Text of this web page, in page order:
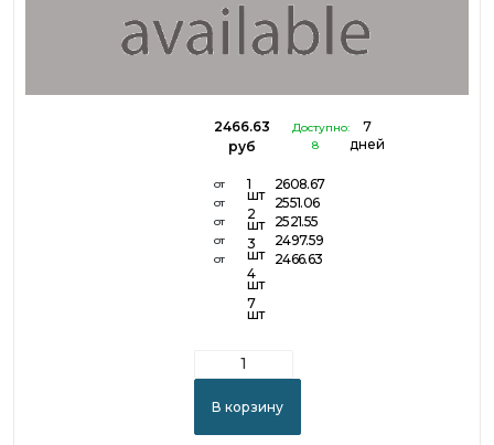
2466.63
руб
Доступно:
8
7
дней
от
от
от
от
от
1
шт
2
шт
3
шт
4
шт
7
шт
2608.67
2551.06
2521.55
2497.59
2466.63
В корзину